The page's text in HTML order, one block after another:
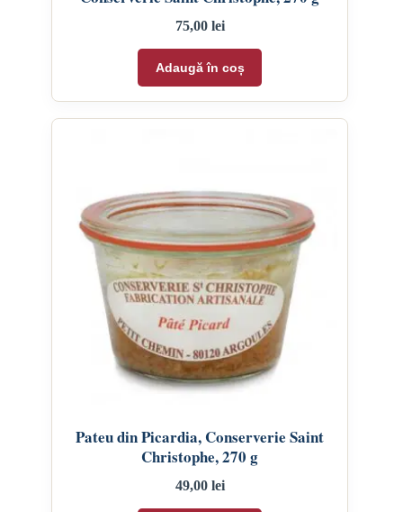
75,00 lei
Adaugă în coș
Pateu din Picardia, Conserverie Saint
Christophe, 270 g
49,00 lei